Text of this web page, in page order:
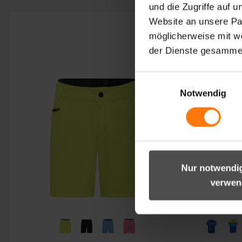
und die Zugriffe auf
Website an unsere
möglicherweise mit
der Dienste
Einwilligungsauswahl
Notwendig
Nur